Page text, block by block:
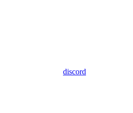
discord